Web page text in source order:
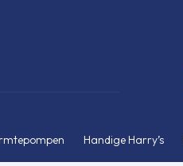
Handige Harry’s